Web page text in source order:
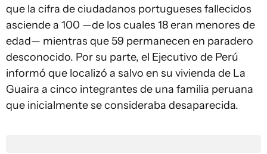
que la cifra de ciudadanos portugueses fallecidos
asciende a 100 —de los cuales 18 eran menores de
edad— mientras que 59 permanecen en paradero
desconocido. Por su parte, el Ejecutivo de Perú
informó que localizó a salvo en su vivienda de La
Guaira a cinco integrantes de una familia peruana
que inicialmente se consideraba desaparecida.